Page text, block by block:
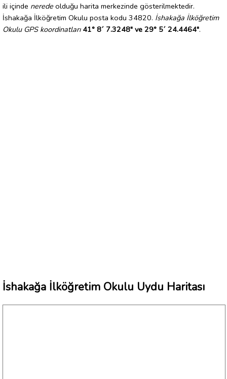
ili içinde nerede olduğu harita merkezinde gösterilmektedir.
İshakağa İlköğretim Okulu posta kodu 34820. İshakağa İlköğretim
Okulu GPS koordinatları 41° 8´ 7.3248" ve 29° 5´ 24.4464".
İshakağa İlköğretim Okulu Uydu Haritası